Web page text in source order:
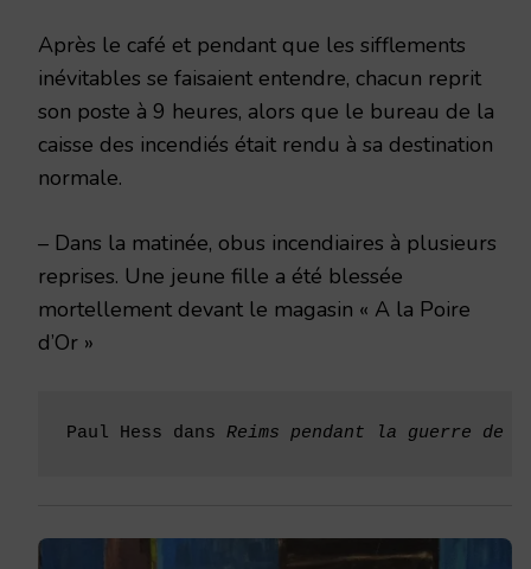
Après le café et pendant que les sifflements
inévitables se faisaient entendre, chacun reprit
son poste à 9 heures, alors que le bureau de la
caisse des incendiés était rendu à sa destination
normale.
– Dans la matinée, obus incendiaires à plusieurs
reprises. Une jeune fille a été blessée
mortellement devant le magasin « A la Poire
d’Or »
Paul Hess dans Reims pendant la guerre de